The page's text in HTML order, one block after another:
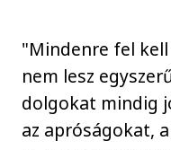
"Mindenre fel
nem lesz
dolgokat mindig
az apróságokat,